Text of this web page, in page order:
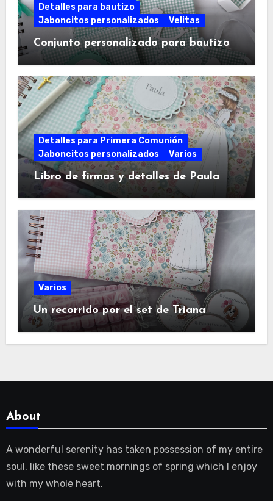
Detalles para bautizo
Jaboncitos personalizados
Velitas
Conjunto personalizado para bautizo
Detalles para Primera Comunión
Jaboncitos personalizados
Varios
Libro de firmas y detalles de Paula
Varios
Un recorrido por el set de Triana
About
A wonderful serenity has taken possession of my entire
soul, like these sweet mornings of spring which I enjoy
with my whole heart.